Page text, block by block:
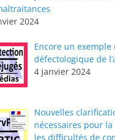
2024
Encore un exemple
défectologique de
4 janvier 2024
Nouvelles
nécessaires pour la
les difficultés de